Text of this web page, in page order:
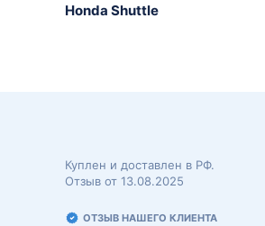
Honda Shuttle
Куплен и доставлен в РФ.
Отзыв от 13.08.2025
ОТЗЫВ НАШЕГО КЛИЕНТА